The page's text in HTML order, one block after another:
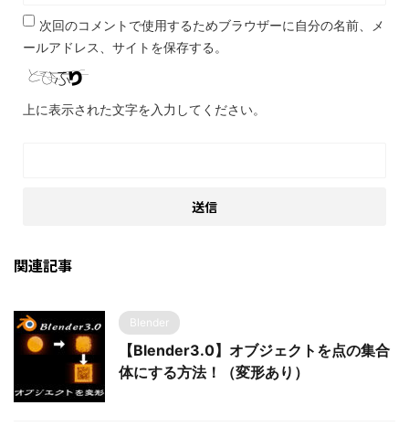
次回のコメントで使用するためブラウザーに自分の名前、メ
ールアドレス、サイトを保存する。
上に表示された文字を入力してください。
関連記事
Blender
【Blender3.0】オブジェクトを点の集合
体にする方法！（変形あり）